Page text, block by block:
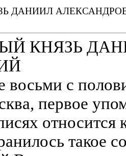
ДАНИИЛ
КНЯЗЬ
восьми с
первое
относится
такое